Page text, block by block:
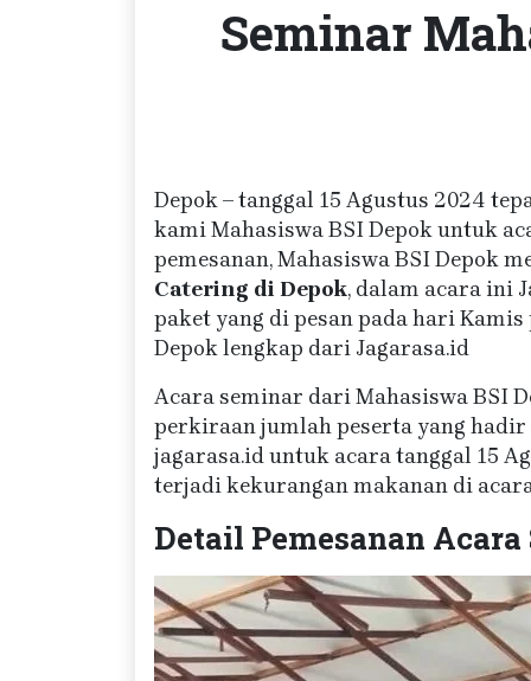
Seminar
Depok – tanggal 15 Agustus 2024
kami Mahasiswa BSI Depok untuk
pemesanan, Mahasiswa BSI Depok
Catering di Depok, dalam acara ini
paket yang di pesan pada hari
Depok lengkap dari Jagarasa.id
Acara seminar dari Mahasiswa BSI
perkiraan jumlah peserta yang hadir
jagarasa.id untuk acara tanggal 15
terjadi kekurangan makanan di
Detail Pemesanan